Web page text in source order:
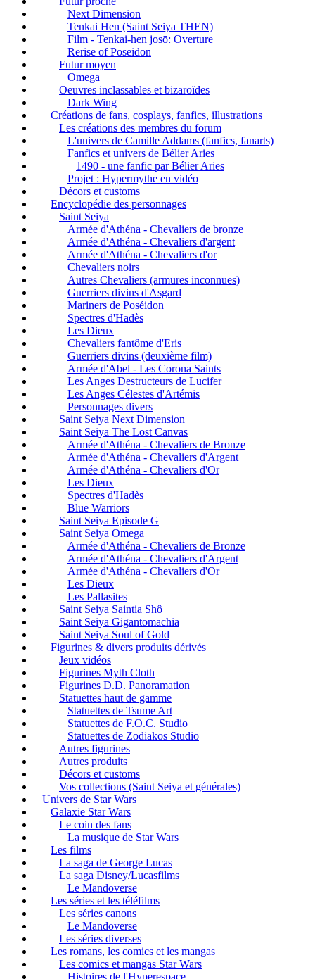
Next Dimension
Tenkai Hen (Saint Seiya THEN)
Film - Tenkai-hen josō: Overture
Rerise of Poseidon
Futur moyen
Omega
Oeuvres inclassables et bizaroïdes
Dark Wing
Créations de fans, cosplays, fanfics, illustrations
Les créations des membres du forum
L'univers de Camille Addams (fanfics, fanarts)
Fanfics et univers de Bélier Aries
1490 - une fanfic par Bélier Aries
Projet : Hypermythe en vidéo
Décors et customs
Encyclopédie des personnages
Saint Seiya
Armée d'Athéna - Chevaliers de bronze
Armée d'Athéna - Chevaliers d'argent
Armée d'Athéna - Chevaliers d'or
Chevaliers noirs
Autres Chevaliers (armures inconnues)
Guerriers divins d'Asgard
Mariners de Poséidon
Spectres d'Hadès
Les Dieux
Chevaliers fantôme d'Eris
Guerriers divins (deuxième film)
Armée d'Abel - Les Corona Saints
Les Anges Destructeurs de Lucifer
Les Anges Célestes d'Artémis
Personnages divers
Saint Seiya Next Dimension
Saint Seiya The Lost Canvas
Armée d'Athéna - Chevaliers de Bronze
Armée d'Athéna - Chevaliers d'Argent
Armée d'Athéna - Chevaliers d'Or
Les Dieux
Spectres d'Hadès
Blue Warriors
Saint Seiya Episode G
Saint Seiya Omega
Armée d'Athéna - Chevaliers de Bronze
Armée d'Athéna - Chevaliers d'Argent
Armée d'Athéna - Chevaliers d'Or
Les Dieux
Les Pallasites
Saint Seiya Saintia Shô
Saint Seiya Gigantomachia
Saint Seiya Soul of Gold
Figurines & divers produits dérivés
Jeux vidéos
Figurines Myth Cloth
Figurines D.D. Panoramation
Statuettes haut de gamme
Statuettes de Tsume Art
Statuettes de F.O.C. Studio
Statuettes de Zodiakos Studio
Autres figurines
Autres produits
Décors et customs
Vos collections (Saint Seiya et générales)
Univers de Star Wars
Galaxie Star Wars
Le coin des fans
La musique de Star Wars
Les films
La saga de George Lucas
La saga Disney/Lucasfilms
Le Mandoverse
Les séries et les téléfilms
Les séries canons
Le Mandoverse
Les séries diverses
Les romans, les comics et les mangas
Les comics et mangas Star Wars
Histoires de l'Hyperespace